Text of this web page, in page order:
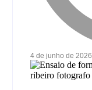
4 de junho de 2026